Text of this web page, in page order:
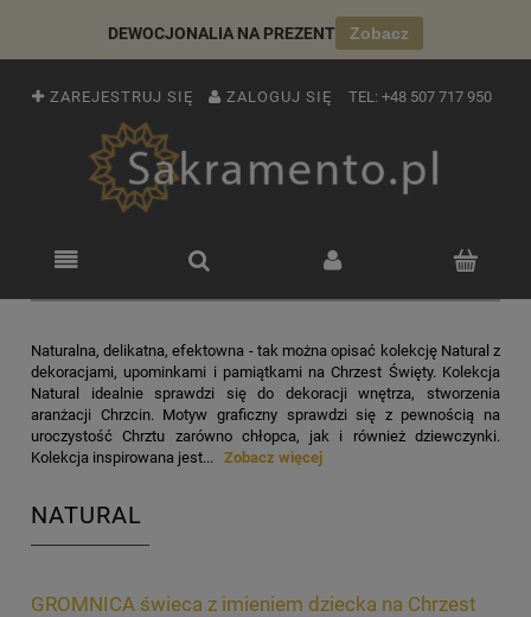
DEWOCJONALIA NA PREZENT Zobacz
ZAREJESTRUJ SIĘ ZALOGUJ SIĘ TEL: +48 507 717 950
Naturalna, delikatna, efektowna - tak można opisać kolekcję Natural z
dekoracjami, upominkami i pamiątkami na Chrzest Święty. Kolekcja
Natural idealnie sprawdzi się do dekoracji wnętrza, stworzenia
aranżacji Chrzcin. Motyw graficzny sprawdzi się z pewnością na
uroczystość Chrztu zarówno chłopca, jak i również dziewczynki.
Kolekcja inspirowana jest... Zobacz więcej
NATURAL
GROMNICA świeca z imieniem dziecka na Chrzest